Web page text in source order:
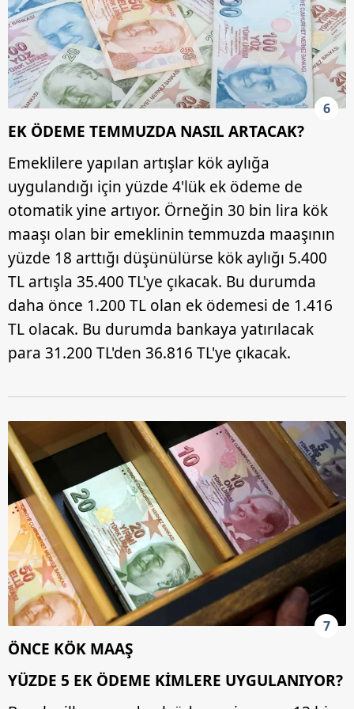
Sizlere daha iyi bir hizmet sunabilmek için İnternet
Sitemizde kendimize ve üçüncü kişilere ait çerezler
kullanılmaktadır. Bu çerezler vasıtasıyla çeşitli kişisel
verileriniz işlenmekte olup gerekli olan çerezler bilgi
toplumu hizmetlerinin sunulması amacıyla
kullanılmaktadır. Diğer çerezler, sitemizin daha işlevsel
reklam/pazarlama faaliyetlerinin yapılması, amaçlarıyla
sınırlı olarak açık rızanız dahilinde kullanılacaktır.
Çerezlere ilişkin tercihlerinizi aşağıda yer alan panel
vasıtasıyla belirleyebilirsiniz. Çerezlere ilişkin detaylı bilgi
için Ayarlar butonuna tıklayabilir, Çerez Bilgilendirme
Metnimizi ziyaret edebilirsiniz.
6698 sayılı Kişisel Verilerin Korunması Kanunu uyarınca
hazırlanmış Aydınlatma Metnimizi okumak ve sitemizde
ilgili mevzuata uygun olarak kullanılan çerezlerle ilgili bilgi
6
EK ÖDEME TEMMUZDA NASIL ARTACAK?
Emeklilere yapılan artışlar kök aylığa
uygulandığı için yüzde 4'lük ek ödeme de
otomatik yine artıyor. Örneğin 30 bin lira kök
maaşı olan bir emeklinin temmuzda maaşının
yüzde 18 arttığı düşünülürse kök aylığı 5.400
TL artışla 35.400 TL'ye çıkacak. Bu durumda
daha önce 1.200 TL olan ek ödemesi de 1.416
TL olacak. Bu durumda bankaya yatırılacak
para 31.200 TL'den 36.816 TL'ye çıkacak.
7
ÖNCE KÖK MAAŞ
YÜZDE 5 EK ÖDEME KİMLERE UYGULANIYOR?